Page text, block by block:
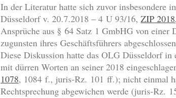
In der Literatur hatte sich zuvor insbesondere
Düsseldorf v. 20.7.2018 – 4 U 93/16, ZIP
Ansprüche aus § 64 Satz 1 GmbHG von
zugunsten ihres Geschäftsführers
Diese Diskussion hatte das OLG Düsseldorf
mit dürren Worten an seiner 2018
1078, 1084 f., juris-Rz. 101 ff.); nicht einmal
Rechtsprechung abgewichen werde (juris-Rz.